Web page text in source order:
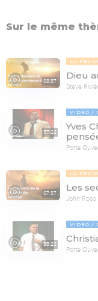
Sur le même
08:37
LA
Dieu
Stève
57:22
VIDÉO
Yves
Porte
07:37
LA
Les
John Roos
35:22
VIDÉO
Porte